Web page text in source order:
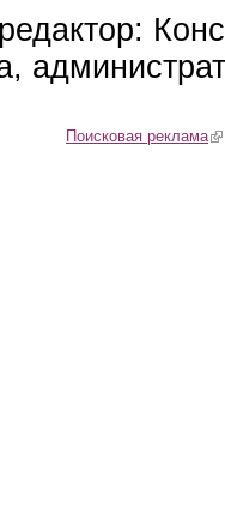
Поисковая реклама